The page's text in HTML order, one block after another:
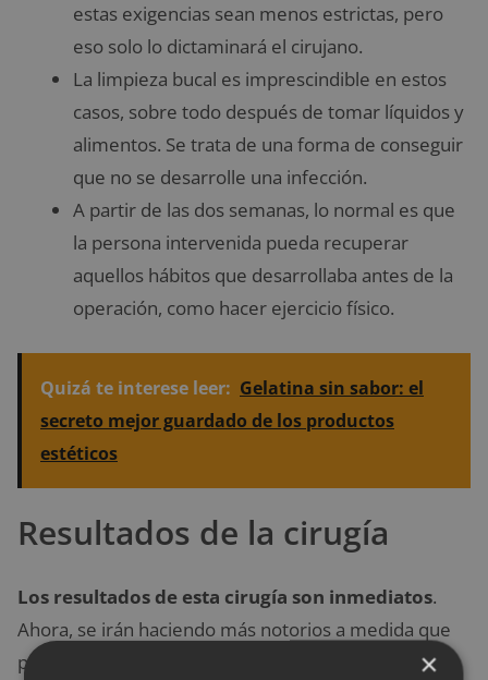
estas exigencias sean menos estrictas, pero
eso solo lo dictaminará el cirujano.
La limpieza bucal es imprescindible en estos
casos, sobre todo después de tomar líquidos y
alimentos. Se trata de una forma de conseguir
que no se desarrolle una infección.
A partir de las dos semanas, lo normal es que
la persona intervenida pueda recuperar
aquellos hábitos que desarrollaba antes de la
operación, como hacer ejercicio físico.
Quizá te interese leer: Gelatina sin sabor: el
secreto mejor guardado de los productos
estéticos
Resultados de la cirugía
Los resultados de esta cirugía son inmediatos.
Ahora, se irán haciendo más notorios a medida que
pase el tiempo. A partir del mes desde el día de la
×